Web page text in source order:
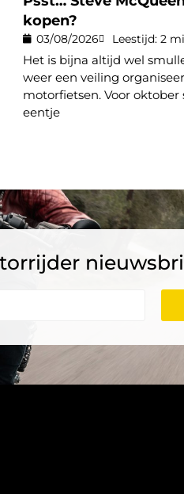
kopen?
03/08/2026 Leestijd: 2
Het is bijna altijd wel
weer een veiling
motorfietsen. Voor oktober
eentje